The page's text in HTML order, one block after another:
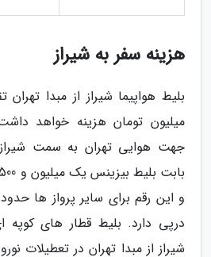
هزینه سفر به شیراز
بلیط هواپیما شیراز از مبدا
میلیون تومان هزینه خواهد
جهت هوایی تهران به سمت شیراز
درپی دارد. بلیط قطار های کوپه